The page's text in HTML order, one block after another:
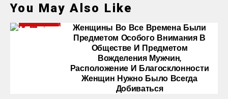
You May Also Like
Женщины Во Все Времена Были
Предметом Особого Внимания В
Обществе И Предметом
Вожделения Мужчин,
Расположение И Благосклонности
Женщин Нужно Было Всегда
Добиваться